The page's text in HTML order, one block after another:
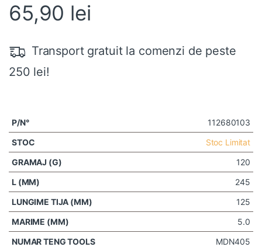
65,90 lei
Transport gratuit la comenzi de peste
250 lei!
112680103
Stoc Limitat
120
245
125
5.0
MDN405